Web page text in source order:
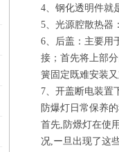
4、钢化透明件就
5、光源腔散热器
6、后盖：主要用
接；首先将上部
簧固定既难安装
7、开盖断电装置
防爆灯日常保养
首先,防燝灯在使
况,ー旦出现了这